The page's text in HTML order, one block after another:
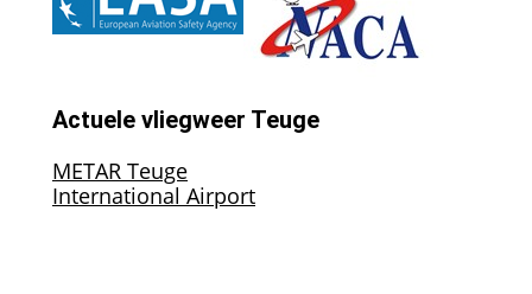
Actuele vliegweer Teuge
METAR Teuge
International Airport